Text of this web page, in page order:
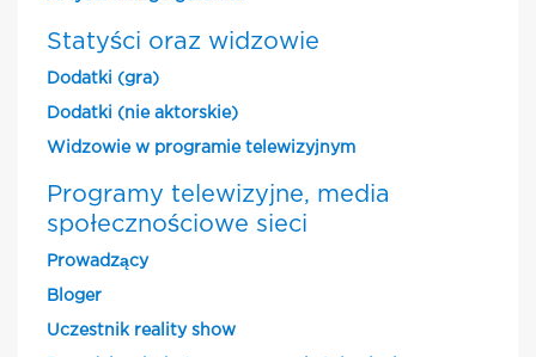
Statyści oraz widzowie
Dodatki (gra)
Dodatki (nie aktorskie)
Widzowie w programie telewizyjnym
Programy telewizyjne, media
społecznościowe sieci
Prowadzący
Bloger
Uczestnik reality show